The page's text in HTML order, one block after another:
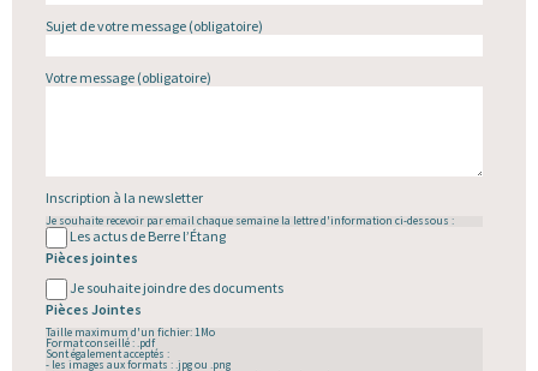
Sujet de votre message(obligatoire)
Votre message(obligatoire)
Inscription à la newsletter
Je souhaite recevoir par email chaque semaine la lettre d'information ci-dessous :
Les actus de Berre l’Étang
Pièces jointes
Je souhaite joindre des documents
Pièces Jointes
Taille maximum d'un fichier: 1Mo
Format conseillé : .pdf
Sont également acceptés :
- les images aux formats : .jpg ou .png